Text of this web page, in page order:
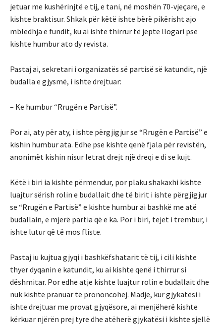
jetuar me kushërinjtë e tij, e tani, në moshën 70-vjeçare, e
kishte braktisur. Shkak për këtë ishte bërë pikërisht ajo
mbledhja e fundit, ku ai ishte thirrur të jepte llogari pse
kishte humbur ato dy revista.
Pastaj ai, sekretari i organizatës së partisë së katundit, një
budalla e gjysmë, i ishte drejtuar:
– Ke humbur “Rrugën e Partisë”.
Por ai, aty për aty, i ishte përgjigjur se “Rrugën e Partisë” e
kishin humbur ata. Edhe pse kishte qenë fjala për revistën,
anonimët kishin nisur letrat drejt një dreqi e di se kujt.
Këtë i biri ia kishte përmendur, por plaku shakaxhi kishte
luajtur sërish rolin e budallait dhe të birit i ishte përgjigjur
se “Rrugën e Partisë” e kishte humbur ai bashkë me atë
budallain, e mjerë partia që e ka. Por i biri, tejet i trembur, i
ishte lutur që të mos fliste.
Pastaj iu kujtua gjyqi i bashkëfshatarit të tij, i cili kishte
thyer dyqanin e katundit, ku ai kishte qenë i thirrur si
dëshmitar. Por edhe atje kishte luajtur rolin e budallait dhe
nuk kishte pranuar të prononcohej. Madje, kur gjykatësi i
ishte drejtuar me provat gjyqësore, ai menjëherë kishte
kërkuar njërën prej tyre dhe atëherë gjykatësi i kishte sjellë